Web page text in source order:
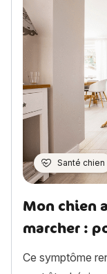
Santé chien
Mon chien
marcher :
Ce symptôme